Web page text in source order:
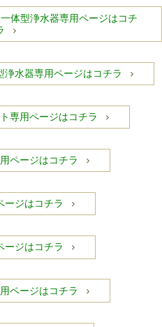
体型浄水器専用ページはコチ
水器専用ページはコチラ
専用ページはコチラ
ページはコチラ
ージはコチラ
ージはコチラ
ページはコチラ